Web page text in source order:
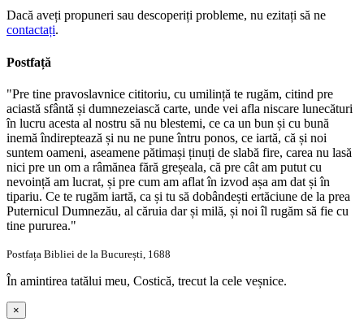
Dacă aveți propuneri sau descoperiți probleme, nu ezitați să ne
contactați.
Postfață
"Pre tine pravoslavnice cititoriu, cu umilință te rugăm, citind pre
aciastă sfântă și dumnezeiască carte, unde vei afla niscare lunecături
în lucru acesta al nostru să nu blestemi, ce ca un bun și cu bună
inemă îndireptează și nu ne pune întru ponos, ce iartă, că și noi
suntem oameni, aseamene pătimași ținuți de slabă fire, carea nu lasă
nici pre un om a râmănea fără greșeala, că pre cât am putut cu
nevoință am lucrat, și pre cum am aflat în izvod așa am dat și în
tipariu. Ce te rugăm iartă, ca și tu să dobândești ertăciune de la prea
Puternicul Dumnezău, al căruia dar și milă, și noi îl rugăm să fie cu
tine pururea."
Postfața Bibliei de la București, 1688
În amintirea tatălui meu, Costică, trecut la cele veșnice.
×